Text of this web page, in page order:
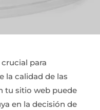
para
la calidad de las
tu sitio web puede
en la decisión de